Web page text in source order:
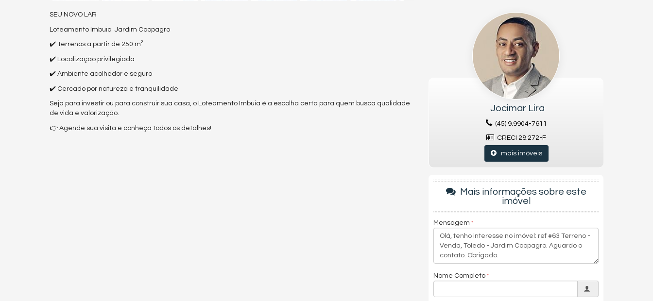
SEU NOVO LAR
Loteamento Imbuia Jardim Coopagro
✔️ Terrenos a partir de 250 m²
✔️ Localização privilegiada
✔️ Ambiente acolhedor e seguro
✔️ Cercado por natureza e tranquilidade
Seja para investir ou para construir sua casa, o Loteamento Imbuia é a escolha certa para quem busca qualidade
de vida e valorização.
👉 Agende sua visita e conheça todos os detalhes!
Jocimar Lira
(45) 9.9904-7611
CRECI 28.272-F
mais imóveis
Mais informações sobre este
imóvel
Mensagem
Nome Completo